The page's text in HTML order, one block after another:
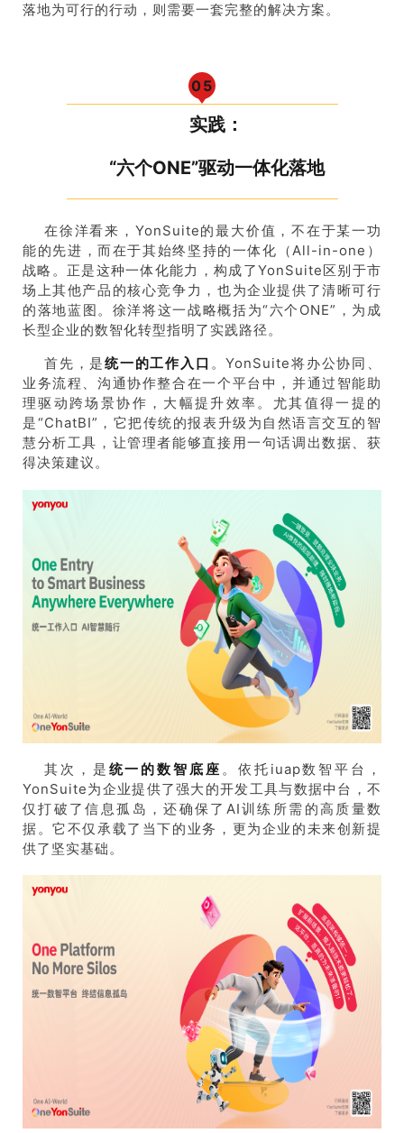
落地为可行的行动，则需要一套完整的解决方案。
05
实践：
“六个ONE”驱动一体化落地
在徐洋看来，YonSuite的最大价值，不在于某一功
能的先进，而在于其始终坚持的一体化（All-in-one）
战略。正是这种一体化能力，构成了YonSuite区别于市
场上其他产品的核心竞争力，也为企业提供了清晰可行
的落地蓝图。徐洋将这一战略概括为“六个ONE”，为成
长型企业的数智化转型指明了实践路径。
首先，是统一的工作入口 。YonSuite将办公协同、
业务流程、沟通协作整合在一个平台中，并通过智能助
理驱动跨场景协作，大幅提升效率。尤其值得一提的
是“ChatBI”，它把传统的报表升级为自然语言交互的智
慧分析工具，让管理者能够直接用一句话调出数据、获
得决策建议。
其次，是 统一的数智底座 。依托iuap数智平台，
YonSuite为企业提供了强大的开发工具与数据中台，不
仅打破了信息孤岛，还确保了AI训练所需的高质量数
据。它不仅承载了当下的业务，更为企业的未来创新提
供了坚实基础。